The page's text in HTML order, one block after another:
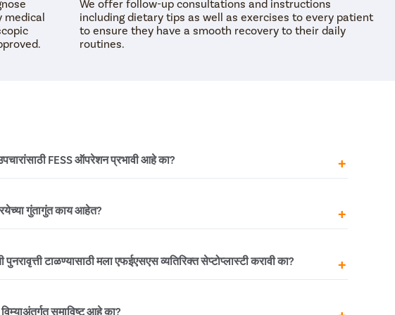
medical
We offer follow-up consultations and instructions
including dietary tips as well as exercises to every patient
to ensure they have a smooth recovery to their daily
routines.
FESS ऑपरेशन प्रभावी आहे का?
सायनुसायटिसच्या लक्षणांपासून मुक्त होण्यासाठी खूप प्रभावी आहे कारण ती थेट
भागांना लक्ष्य करते. एंडोस्कोप वापरून शस्त्रक्रिया केली जात असल्याने ती अत्यंत
सायनुसायटिस उपचारांचे परिणाम कायमस्वरूपी असू शकतात याची खात्री
गुंतागुंत काय आहेत?
तरी, एंडोस्कोपिक सायनस शस्त्रक्रियेचे काही दुष्परिणाम आहेत, जसे की:
करण्यात अयशस्वी
टाळण्यासाठी मला एफईएसएस व्यतिरिक्त सेप्टोप्लास्टी करावी का?
वाईटरित्या विचलित झाला असेल किंवा अनुनासिक सेप्टम छिद्र असेल तर,
समाविष्ट आहे का?